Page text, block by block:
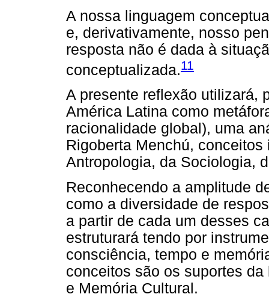
A nossa linguagem
e, derivativamente, nosso
resposta não é dada à
conceptualizada.11
A presente reflexão utilizará,
América Latina como
racionalidade global), uma
Rigoberta Menchú,
Antropologia, da Sociologia,
Reconhecendo a amplitude
como a diversidade de
a partir de cada um desses
estruturará tendo por
consciência, tempo e
conceitos são os suportes
e Memória Cultural.